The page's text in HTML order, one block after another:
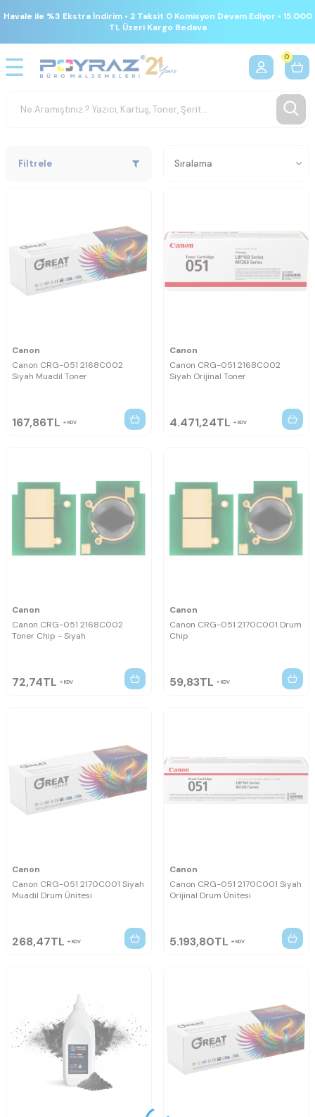
Havale ile %3 Ekstra İndirim • 2 Taksit 0 Komisyon Devam Ediyor • 15.000
TL Üzeri Kargo Bedava
0
Filtrele
Canon
Canon CRG-051 2168C002
Siyah Muadil Toner
167,86TL KDV
Canon
Canon CRG-051 2168C002
Siyah Orijinal Toner
4.471,24TL KDV
Canon
Canon CRG-051 2168C002
Toner Chip - Siyah
72,74TL KDV
Canon
Canon CRG-051 2170C001 Drum
Chip
59,83TL KDV
Canon
Canon CRG-051 2170C001 Siyah
Muadil Drum Ünitesi
268,47TL KDV
Canon
Canon CRG-051 2170C001 Siyah
Orijinal Drum Ünitesi
5.193,80TL KDV